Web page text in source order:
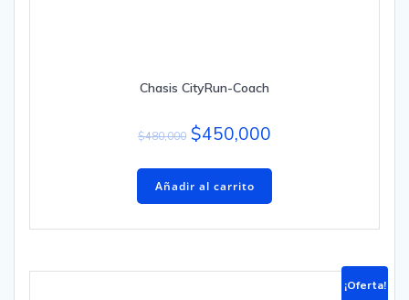
Chasis CityRun-Coach
$480,000 $450,000
Añadir al carrito
¡Oferta!